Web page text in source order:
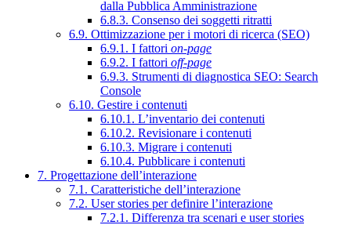
dalla Pubblica Amministrazione
6.8.3. Consenso dei soggetti ritratti
6.9. Ottimizzazione per i motori di ricerca (SEO)
6.9.1. I fattori on-page
6.9.2. I fattori off-page
6.9.3. Strumenti di diagnostica SEO: Search
Console
6.10. Gestire i contenuti
6.10.1. L’inventario dei contenuti
6.10.2. Revisionare i contenuti
6.10.3. Migrare i contenuti
6.10.4. Pubblicare i contenuti
7. Progettazione dell’interazione
7.1. Caratteristiche dell’interazione
7.2. User stories per definire l’interazione
7.2.1. Differenza tra scenari e user stories